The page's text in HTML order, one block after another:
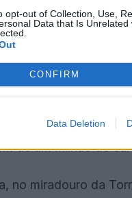
opt-out of Collection, Use,
Data that Is
CONFIRM
Data Deletion
“aumento dos
milhões de euros,
da
da albufeira
de um milhão de
no miradouro da